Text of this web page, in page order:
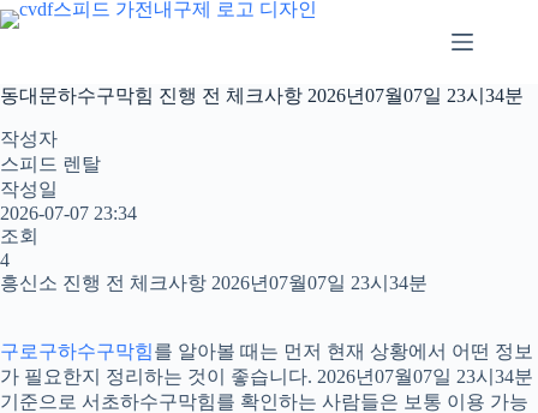
본
문
로
건
너
뛰
기
동대문하수구막힘 진행 전 체크사항 2026년07월07일 23시34분
작성자
스피드 렌탈
작성일
2026-07-07 23:34
조회
4
흥신소 진행 전 체크사항 2026년07월07일 23시34분
구로구하수구막힘를 알아볼 때는 먼저 현재 상황에서 어떤 정보
가 필요한지 정리하는 것이 좋습니다. 2026년07월07일 23시34분
기준으로 서초하수구막힘를 확인하는 사람들은 보통 이용 가능